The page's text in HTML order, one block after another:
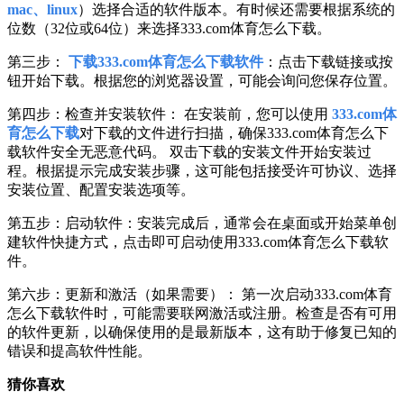
mac、linux）选择合适的软件版本。有时候还需要根据系统的
位数（32位或64位）来选择333.com体育怎么下载。
第三步： 下载333.com体育怎么下载软件：点击下载链接或按
钮开始下载。根据您的浏览器设置，可能会询问您保存位置。
第四步：检查并安装软件： 在安装前，您可以使用 333.com体
育怎么下载对下载的文件进行扫描，确保333.com体育怎么下
载软件安全无恶意代码。 双击下载的安装文件开始安装过
程。根据提示完成安装步骤，这可能包括接受许可协议、选择
安装位置、配置安装选项等。
第五步：启动软件：安装完成后，通常会在桌面或开始菜单创
建软件快捷方式，点击即可启动使用333.com体育怎么下载软
件。
第六步：更新和激活（如果需要）： 第一次启动333.com体育
怎么下载软件时，可能需要联网激活或注册。检查是否有可用
的软件更新，以确保使用的是最新版本，这有助于修复已知的
错误和提高软件性能。
猜你喜欢